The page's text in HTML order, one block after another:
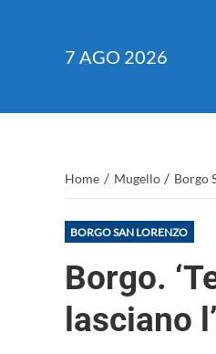
7 AGO 2026
Home / Mugello / Borgo
BORGO SAN LORENZO
Borgo.
lasciano